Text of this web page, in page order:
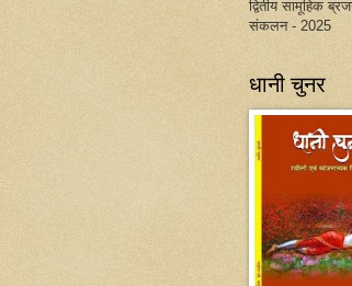
द्वितीय सामूहिक
संकलन - 2025
धानी चुनर